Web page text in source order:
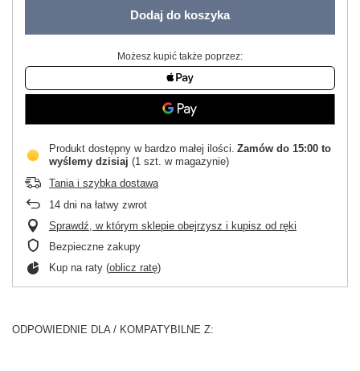
Dodaj do koszyka
Możesz kupić także poprzez:
Produkt dostępny w bardzo małej ilości Zamów do 15:00 to
wyślemy dzisiaj (1 szt. w magazynie)
Tania i szybka dostawa
14 dni na łatwy zwrot
Sprawdź, w którym sklepie obejrzysz i kupisz od ręki
Bezpieczne zakupy
Kup na raty (oblicz ratę)
ODPOWIEDNIE DLA / KOMPATYBILNE Z: